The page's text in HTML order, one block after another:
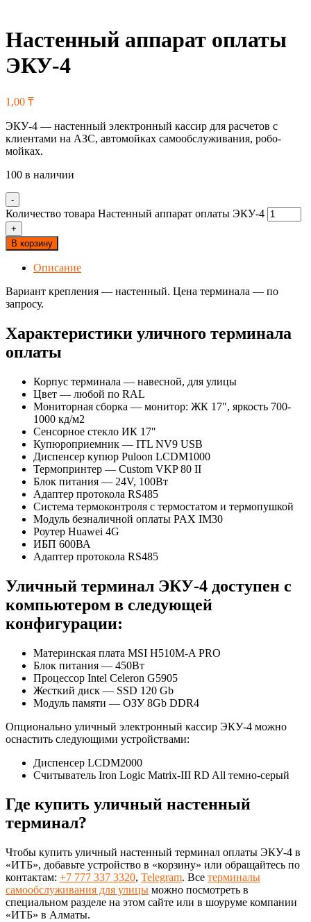
Настенный аппарат оплаты
ЭКУ-4
1,00 ₸
ЭКУ-4 — настенный электронный кассир для расчетов с
клиентами на АЗС, автомойках самообслуживания, робо-
мойках.
100 в наличии
-
Количество товара Настенный аппарат оплаты ЭКУ-4
+
В корзину
Описание
Вариант крепления — настенный. Цена терминала — по
запросу.
Характеристики уличного терминала
оплаты
Корпус терминала — навесной, для улицы
Цвет — любой по RAL
Мониторная сборка — монитор: ЖК 17″, яркость 700-
1000 кд/м2
Сенсорное стекло ИК 17″
Купюроприемник — ITL NV9 USB
Диспенсер купюр Puloon LCDM1000
Термопринтер — Custom VKP 80 II
Блок питания — 24V, 100Вт
Адаптер протокола RS485
Система термоконтроля с термостатом и термопушкой
Модуль безналичной оплаты PAX IM30
Роутер Huawei 4G
ИБП 600ВА
Адаптер протокола RS485
Уличный терминал ЭКУ-4 доступен с
компьютером в следующей
конфигурации:
Материнская плата MSI H510M-A РRO
Блок питания — 450Вт
Процессор Intel Celeron G5905
Жесткий диск — SSD 120 Gb
Модуль памяти — ОЗУ 8Gb DDR4
Опционально уличный электронный кассир ЭКУ-4 можно
оснастить следующими устройствами:
Диспенсер LCDM2000
Считыватель Iron Logic Matrix-III RD All темно-серый
Где купить уличный настенный
терминал?
Чтобы купить уличный настенный терминал оплаты ЭКУ-4 в
«ИТБ», добавьте устройство в «корзину» или обращайтесь по
контактам: +7 777 337 3320, Telegram. Все терминалы
самообслуживания для улицы можно посмотреть в
специальном разделе на этом сайте или в шоуруме компании
«ИТБ» в Алматы.